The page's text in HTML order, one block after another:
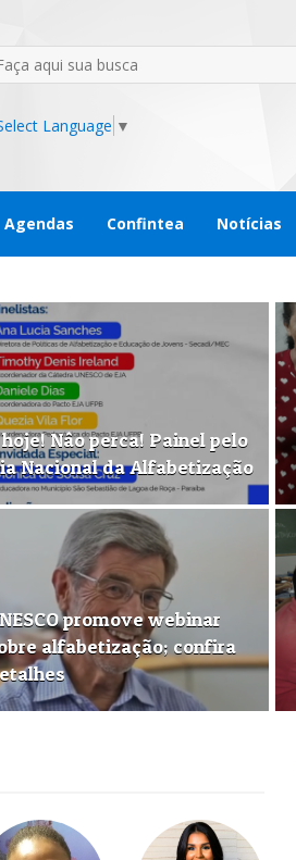
Language ▼
Agendas Confintea Notícias
hoje! Nâo perca! Painel pelo
Nacional da Alfabetização
promove webinar
alfabetização; confira